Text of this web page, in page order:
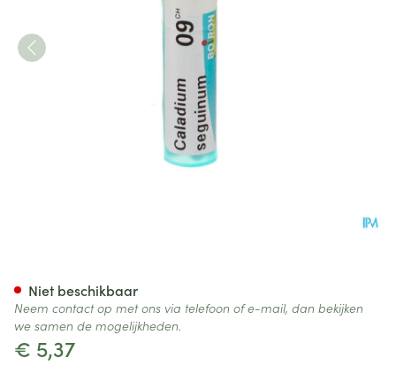
€ 5,37
Niet beschikbaar
Neem contact op met ons via telefoon of e-mail, dan bekijken
we samen de mogelijkheden.